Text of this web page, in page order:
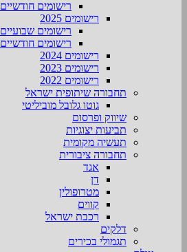
רישומים חודשיים 2026
רישומים 2025
רישומים שבועיים 2025
רישומים חודשיים 2025
רישומים 2024
רישומים 2023
רישומים 2022
תחבורה שיתופית ישראל
גוטו גלובל מוביליטי
שיווק ופרסום
תביעות יצוגיות
תעשיה מקומית
תחבורה ציבורית
אגד
דן
מטרופולין
קווים
רכבת ישראל
דלקים
תגמולי בכירים